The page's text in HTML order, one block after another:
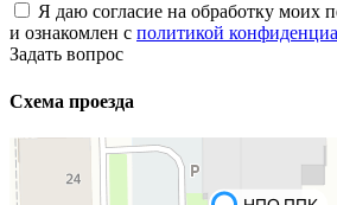
Я даю согласие на обработку моих
и ознакомлен с политикой
Задать вопрос
Схема проезда